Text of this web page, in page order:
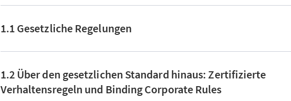
1.1 Gesetzliche Regelungen
1.2 Über den gesetzlichen Standard hinaus: Zertifizierte
Verhaltensregeln und Binding Corporate Rules